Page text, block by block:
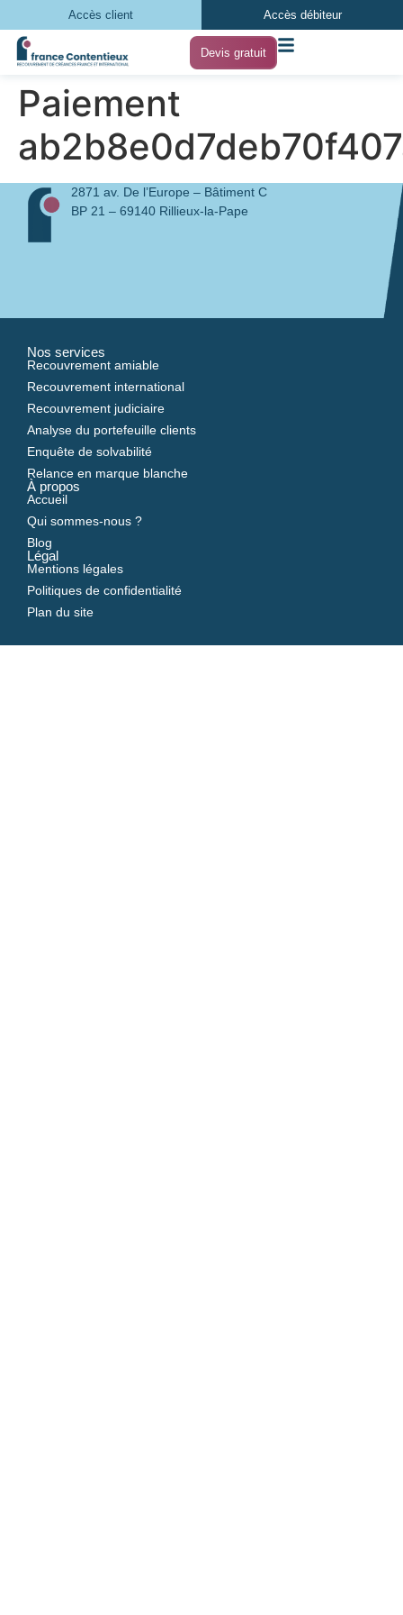
Accès client Accès débiteur
Devis gratuit
Paiement
2871 av. De l’Europe – Bâtiment C
BP 21 – 69140 Rillieux-la-Pape
Nos services
Recouvrement amiable
Recouvrement international
Recouvrement judiciaire
Analyse du portefeuille clients
Enquête de solvabilité
Relance en marque blanche
À propos
Accueil
Qui sommes-nous ?
Blog
Légal
Mentions légales
Politiques de confidentialité
Plan du site